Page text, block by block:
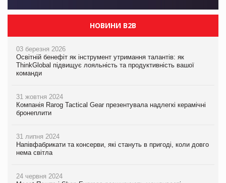
НОВИНИ B2B
03 березня 2026
Освітній бенефіт як інструмент утримання талантів: як
ThinkGlobal підвищує лояльність та продуктивність вашої
команди
31 жовтня 2024
Компанія Rarog Tactical Gear презентувала надлегкі керамічні
бронеплити
31 липня 2024
Напівфабрикати та консерви, які стануть в пригоді, коли довго
нема світла
24 червня 2024